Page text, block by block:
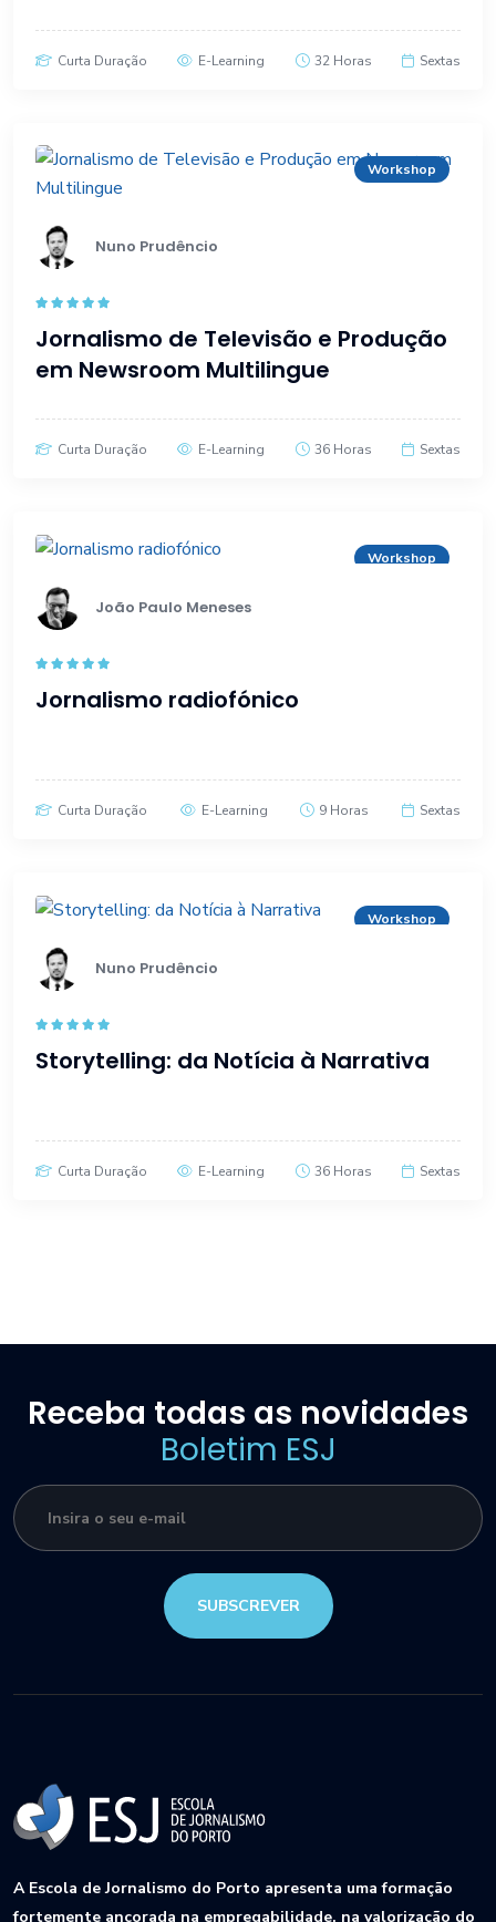
Curta Duração E-Learning 32 Horas Sextas
Workshop
Nuno Prudêncio
out of 5
Jornalismo de Televisão e Produção
em Newsroom Multilingue
Curta Duração E-Learning 36 Horas Sextas
Workshop
João Paulo Meneses
out of 5
Jornalismo radiofónico
Curta Duração E-Learning 9 Horas Sextas
Workshop
Nuno Prudêncio
out of 5
Storytelling: da Notícia à Narrativa
Curta Duração E-Learning 36 Horas Sextas
Receba todas as novidades
Boletim ESJ
SUBSCREVER
A Escola de Jornalismo do Porto apresenta uma formação
fortemente ancorada na empregabilidade, na valorização do